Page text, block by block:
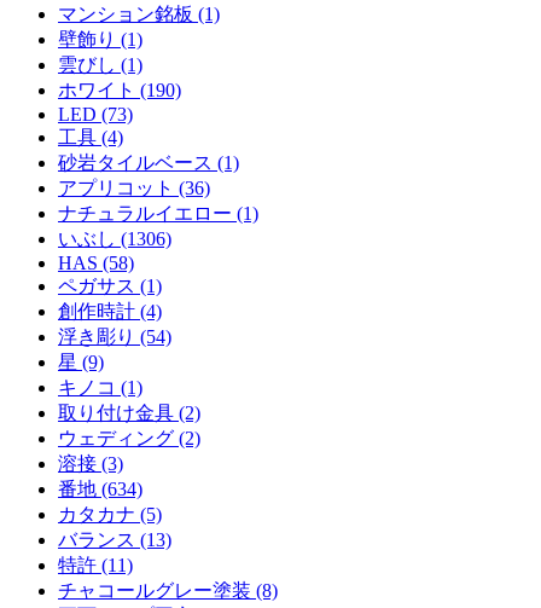
マンション銘板 (1)
壁飾り (1)
雲びし (1)
ホワイト (190)
LED (73)
工具 (4)
砂岩タイルベース (1)
アプリコット (36)
ナチュラルイエロー (1)
いぶし (1306)
HAS (58)
ペガサス (1)
創作時計 (4)
浮き彫り (54)
星 (9)
キノコ (1)
取り付け金具 (2)
ウェディング (2)
溶接 (3)
番地 (634)
カタカナ (5)
バランス (13)
特許 (11)
チャコールグレー塗装 (8)